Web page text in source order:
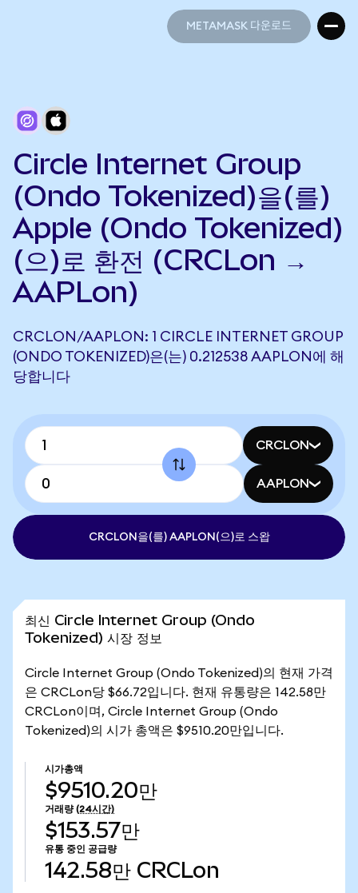
METAMASK 다운로드
Circle Internet Group
(Ondo Tokenized)을(를)
Apple (Ondo Tokenized)
(으)로 환전 (CRCLon →
AAPLon)
CRCLON/AAPLON: 1 CIRCLE INTERNET GROUP
(ONDO TOKENIZED)은(는) 0.212538 AAPLON에 해
당합니다
CRCLON
AAPLON
CRCLON을(를) AAPLON(으)로 스왑
최신 Circle Internet Group (Ondo
Tokenized) 시장 정보
Circle Internet Group (Ondo Tokenized)의 현재 가격
은 CRCLon당 $66.72입니다. 현재 유통량은 142.58만
CRCLon이며, Circle Internet Group (Ondo
Tokenized)의 시가 총액은 $9510.20만입니다.
시가총액
$9510.20만
거래량 (24시간)
$153.57만
유통 중인 공급량
142.58만 CRCLon